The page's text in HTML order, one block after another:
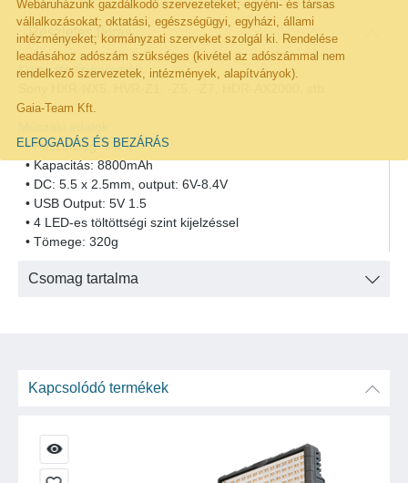
Webáruházunk gazdálkodó szervezeteket; egyéni- és társas
vállalkozásokat; oktatási, egészségügyi, egyházi, állami
intézményeket; kormányzati szerveket szolgál ki. Rendelése
leadásához adószám szükséges (kivétel az adószámmal nem
rendelkező szervezetek, intézmények, alapítványok).
Gaia-Team Kft.
ELFOGADÁS ÉS BEZÁRÁS
Részletes leírás
Kompatibiliskamerák:
• Feszültség: 7.4 V
• Kapacitás: 8800mAh
• DC: 5.5 x 2.5mm, output: 6V-8.4V
• USB Output: 5V 1.5
• 4 LED-es töltöttségi szint kijelzéssel
• Tömege: 320g
Csomag tartalma
Kapcsolódó termékek